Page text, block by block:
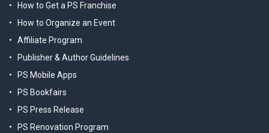
How to Get a PS Franchise
How to Organize an Event
Affiliate Program
Publisher & Author Guidelines
PS Mobile Apps
PS Bookfairs
PS Press Release
PS Renovation Program